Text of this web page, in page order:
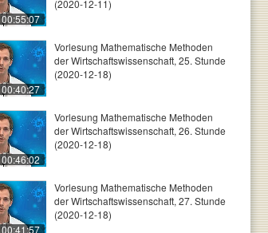
00:55:07
(2020-12-11)
00:40:27
Vorlesung Mathematische Methoden
der Wirtschaftswissenschaft, 25. Stunde
(2020-12-18)
00:46:02
Vorlesung Mathematische Methoden
der Wirtschaftswissenschaft, 26. Stunde
(2020-12-18)
00:41:57
Vorlesung Mathematische Methoden
der Wirtschaftswissenschaft, 27. Stunde
(2020-12-18)